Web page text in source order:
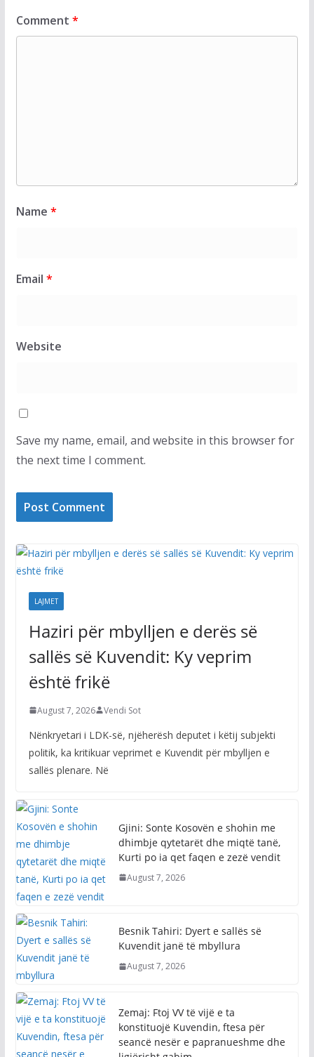
Comment *
Name *
Email *
Website
Save my name, email, and website in this browser for
the next time I comment.
LAJMET
Haziri për mbylljen e derës së
sallës së Kuvendit: Ky veprim
është frikë
August 7, 2026 Vendi Sot
Nënkryetari i LDK-së, njëherësh deputet i këtij subjekti
politik, ka kritikuar veprimet e Kuvendit për mbylljen e
sallës plenare. Në
Gjini: Sonte Kosovën e shohin me
dhimbje qytetarët dhe miqtë tanë,
Kurti po ia qet faqen e zezë vendit
August 7, 2026
Besnik Tahiri: Dyert e sallës së
Kuvendit janë të mbyllura
August 7, 2026
Zemaj: Ftoj VV të vijë e ta
konstituojë Kuvendin, ftesa për
seancë nesër e papranueshme dhe